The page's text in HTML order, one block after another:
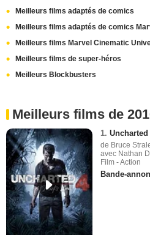
Meilleurs films adaptés de comics
Meilleurs films adaptés de comics
Meilleurs films Marvel Cinematic
Meilleurs films de super-héros
Meilleurs Blockbusters
Meilleurs films de
1.
de Bruce
avec Nathan
Film - Action
Bande-